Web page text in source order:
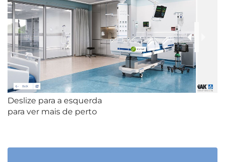
Deslize para a esquerda
para ver mais de perto